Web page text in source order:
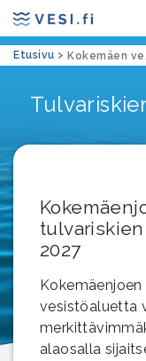
Etusivu >
tulvariskien
2027
vesistöaluetta
alaosalla